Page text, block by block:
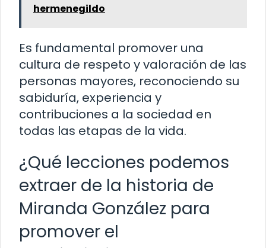
hermenegildo
Es fundamental promover una
cultura de respeto y valoración de las
personas mayores, reconociendo su
sabiduría, experiencia y
contribuciones a la sociedad en
todas las etapas de la vida.
¿Qué lecciones podemos
extraer de la historia de
Miranda González para
promover el